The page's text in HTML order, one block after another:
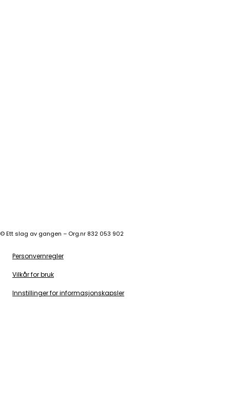
©Ett slag av gangen – Org.nr 832 053 902
Personvernregler
Vilkår for bruk
Innstillinger for informasjonskapsler